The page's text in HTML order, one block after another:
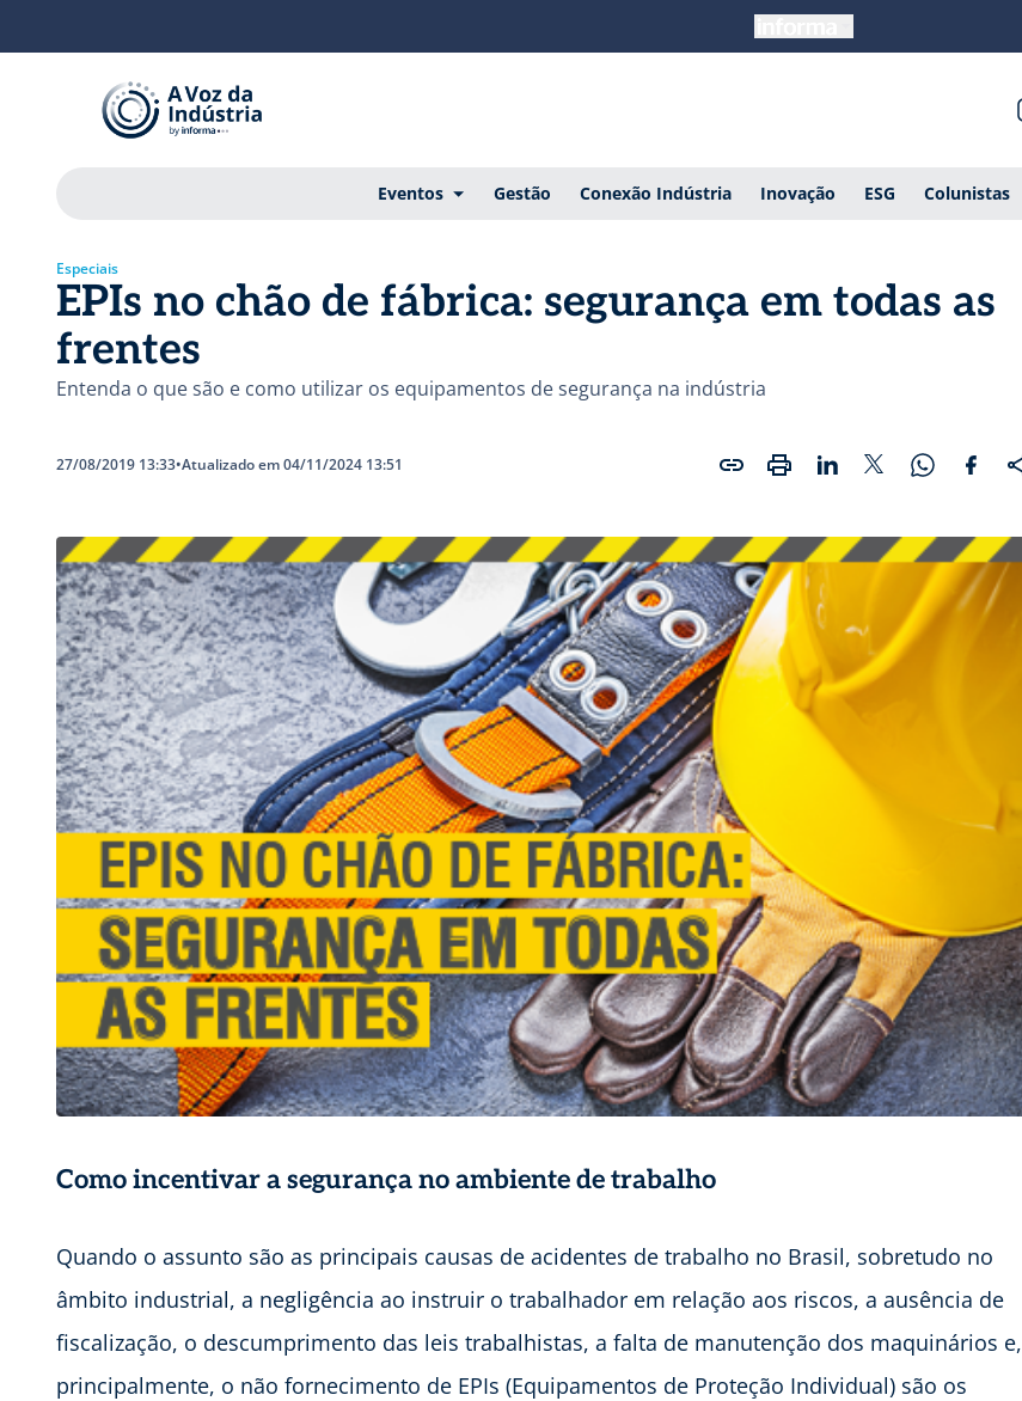
Eventos Gestão Conexão Indústria Inovação ESG Colunistas
Especiais
EPIs no chão de fábrica: segurança em todas as
frentes
Entenda o que são e como utilizar os equipamentos de segurança na indústria
27/08/2019 13:33•Atualizado em 04/11/2024 13:51
Como incentivar a segurança no ambiente de trabalho
Quando o assunto são as principais causas de acidentes de trabalho no Brasil, sobretudo no
âmbito industrial, a negligência ao instruir o trabalhador em relação aos riscos, a ausência de
fiscalização, o descumprimento das leis trabalhistas, a falta de manutenção dos maquinários e,
principalmente, o não fornecimento de EPIs (Equipamentos de Proteção Individual) são os